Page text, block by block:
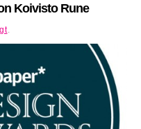
Koivisto Rune
.